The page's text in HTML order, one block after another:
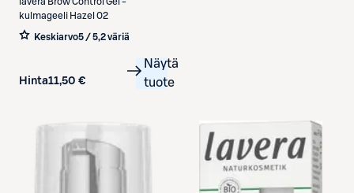
kulmageeli Hazel 02
Keskiarvo5 / 5,2 väriä
Hinta11,50 €
Näytä
tuote